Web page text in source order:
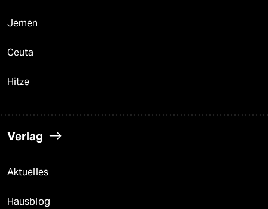
Jemen
Ceuta
Hitze
Verlag
Aktuelles
Hausblog